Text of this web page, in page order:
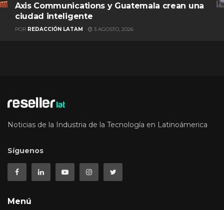
Axis Communications y Guatemala crean una
ciudad inteligente
POR REDACCIÓN LATAM 3 AGOSTO, 2026
Noticias de la Industria de la Tecnología en Latinoámerica
Síguenos
Menú